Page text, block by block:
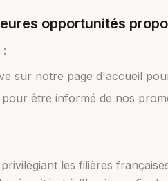
opportunités
:
sur notre page d'accueil
pour être informé de nos
les filières